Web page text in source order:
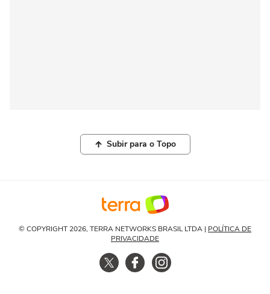
Subir para o Topo
© COPYRIGHT 2026, TERRA NETWORKS BRASIL LTDA | POLÍTICA DE
PRIVACIDADE